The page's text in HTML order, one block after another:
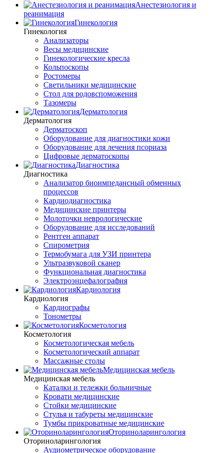
Анестезиология и
реанимация
Гинекология
Гинекология
Анализаторы
Весы медицинские
Гинекологические кресла
Кольпоскопы
Ростомеры
Светильники медицинские
Стол для родовспоможения
Тазомеры
Дерматология
Дерматология
Дерматоскоп
Оборудование для диагностики кожи
Оборудование для лечения псориаза
Цифровые дерматоскопы
Диагностика
Диагностика
Анализатор биоимпедансный обменных
процессов
Кардиодиагностика
Медицинские принтеры
Молоточки неврологические
Оборудование для исследований
Рентген аппарат
Спирометрия
Термобумага для УЗИ принтера
Ультразвуковой сканер
Функциональная диагностика
Электроэнцефалография
Кардиология
Кардиология
Кардиографы
Тонометры
Косметология
Косметология
Косметологическая мебель
Косметологический аппарат
Массажные столы
Медицинская мебель
Медицинская мебель
Каталки и тележки больничные
Кровати медицинские
Стойки медицинские
Стулья и табуреты медицинские
Тумбы прикроватные медицинские
Оториноларингология
Оториноларингология
Аудиометрическое оборудование